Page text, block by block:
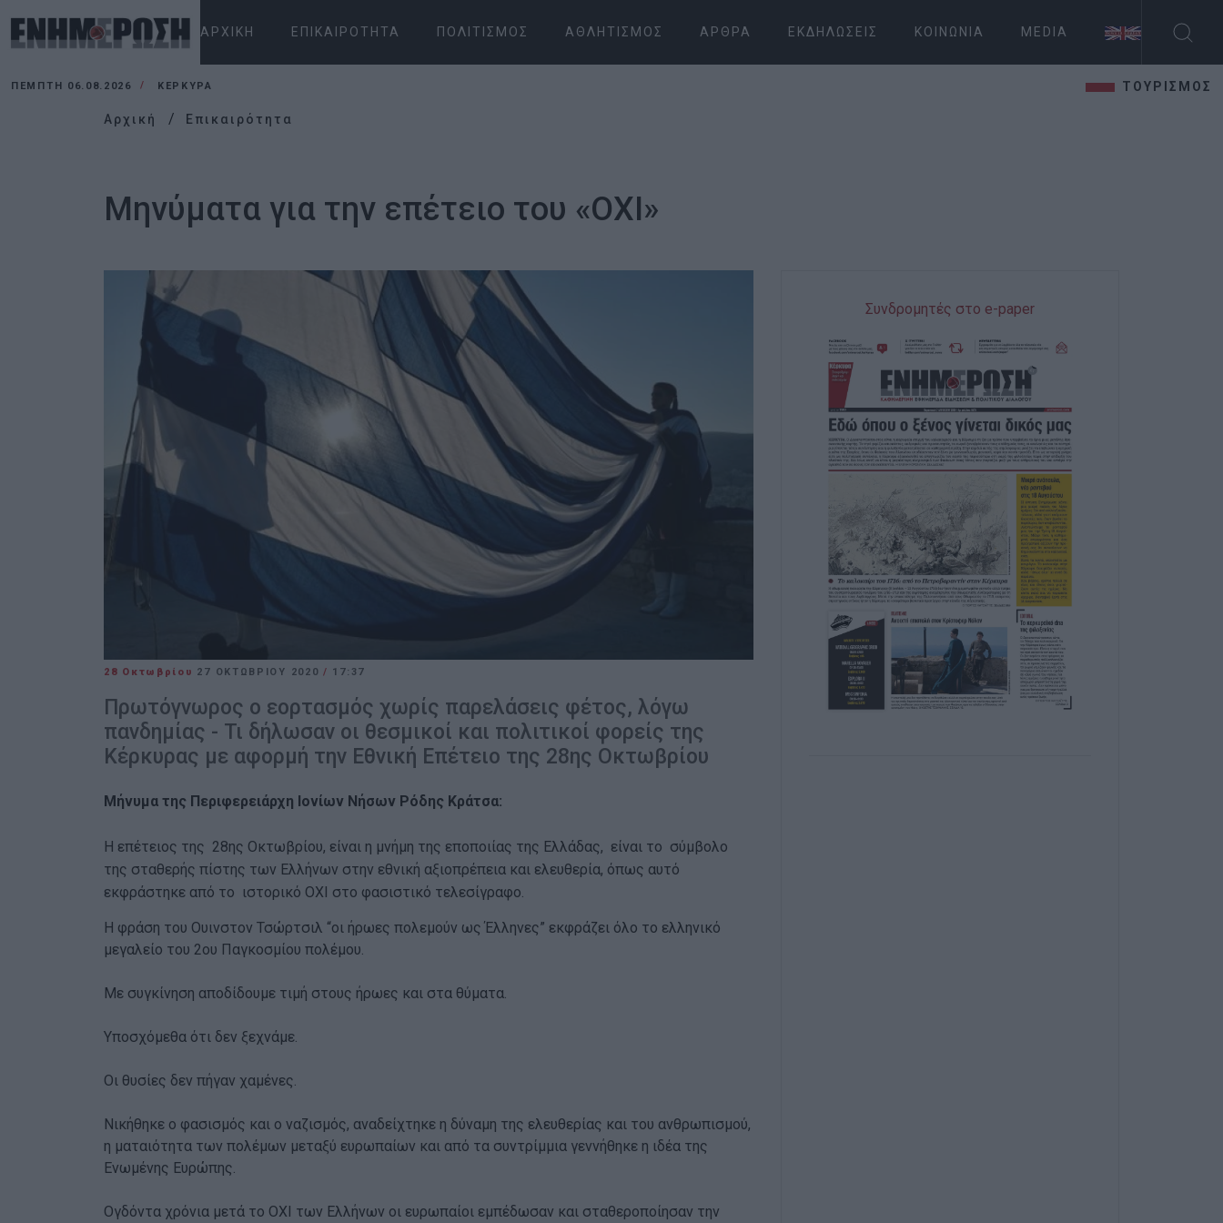
ΑΡΧΙΚΉ ΕΠΙΚΑΙΡΌΤΗΤΑ ΠΟΛΙΤΙΣΜΌΣ ΑΘΛΗΤΙΣΜΌΣ ΆΡΘΡΑ ΕΚΔΗΛΏΣΕΙΣ ΚΟΙΝΩΝΊΑ MEDIA
ΠΈΜΠΤΗ 06.08.2026 ΚΕΡΚΥΡΑ ΤΟΥΡΙΣΜΟΣ
Αρχική Επικαιρότητα
Μηνύματα για την επέτειο του «ΟΧΙ»
28 Οκτωβρίου 27 ΟΚΤΩΒΡΊΟΥ 2020/ 17:37
Πρωτόγνωρος ο εορτασμός χωρίς παρελάσεις φέτος, λόγω
πανδημίας - Τι δήλωσαν οι θεσμικοί και πολιτικοί φορείς της
Κέρκυρας με αφορμή την Εθνική Επέτειο της 28ης Οκτωβρίου
Μήνυμα της Περιφερειάρχη Ιονίων Νήσων Ρόδης Κράτσα:
Η επέτειος της 28ης Οκτωβρίου, είναι η μνήμη της εποποιίας της Ελλάδας, είναι το σύμβολο
της σταθερής πίστης των Ελλήνων στην εθνική αξιοπρέπεια και ελευθερία, όπως αυτό
εκφράστηκε από το ιστορικό ΟΧΙ στο φασιστικό τελεσίγραφο.
Η φράση του Ουινστον Τσώρτσιλ “οι ήρωες πολεμούν ως Έλληνες” εκφράζει όλο το ελληνικό
μεγαλείο του 2ου Παγκοσμίου πολέμου.
Με συγκίνηση αποδίδουμε τιμή στους ήρωες και στα θύματα.
Υποσχόμεθα ότι δεν ξεχνάμε.
Οι θυσίες δεν πήγαν χαμένες.
Νικήθηκε ο φασισμός και ο ναζισμός, αναδείχτηκε η δύναμη της ελευθερίας και του ανθρωπισμού,
η ματαιότητα των πολέμων μεταξύ ευρωπαίων και από τα συντρίμμια γεννήθηκε η ιδέα της
Ενωμένης Ευρώπης.
Ογδόντα χρόνια μετά το ΟΧΙ των Ελλήνων οι ευρωπαίοι εμπέδωσαν και σταθεροποίησαν την
Συνδρομητές στο e-paper